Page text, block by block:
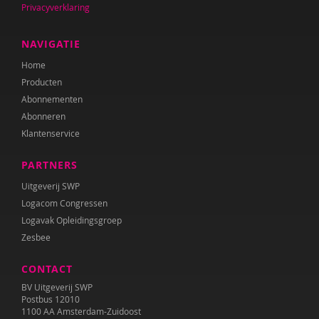
Anne Mijke van Harten
Maria Heesen
Anouk Helmers
Nicky Ingels
Sherita Jager
Lien Van Laere
Fien Lannoye
Esther van der Leek
Jolet Leenhouts
Liliane Limpens
Privacyverklaring
NAVIGATIE
Home
Producten
Abonnementen
Abonneren
Klantenservice
PARTNERS
Uitgeverij SWP
Logacom Congressen
Logavak Opleidingsgroep
Zesbee
CONTACT
BV Uitgeverij SWP
Postbus 12010
1100 AA Amsterdam-Zuidoost